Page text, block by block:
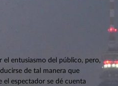
el entusiasmo del público, pero,
de tal manera que
el espectador se dé cuenta